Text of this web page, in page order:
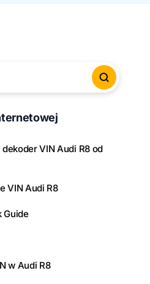
Sprawdź
VIN Audi R8 od
VIN Audi R8
Guide
w Audi R8